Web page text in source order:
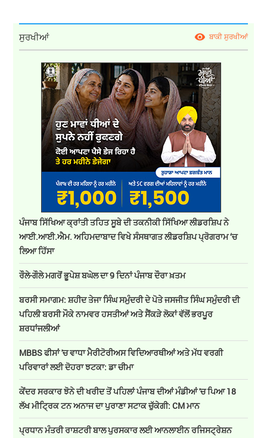
ਸੁਰਖੀਆਂ ਬਾਕੀ ਸੁਰਖੀਆਂ
ਪੰਜਾਬ ਸਿੱਖਿਆ ਕ੍ਰਾਂਤੀ ਤਹਿਤ ਸੂਬੇ ਦੀ ਤਕਨੀਕੀ ਸਿੱਖਿਆ ਲੀਡਰਸ਼ਿਪ ਨੇ
ਆਈ.ਆਈ.ਐਮ. ਅਹਿਮਦਾਬਾਦ ਵਿਖੇ ਸੰਸਥਾਗਤ ਲੀਡਰਸ਼ਿਪ ਪ੍ਰੋਗਰਾਮ ‘ਚ
ਲਿਆ ਹਿੱਸਾ
ਰੌਲੇ-ਗੌਲੇ ਮਗਰੋਂ ਭੂਪੇਸ਼ ਬਘੇਲ ਦਾ 9 ਦਿਨਾਂ ਪੰਜਾਬ ਦੌਰਾ ਖ਼ਤਮ
ਬਰਸੀ ਸਮਾਗਮ: ਸ਼ਹੀਦ ਤੇਜਾ ਸਿੰਘ ਸਮੁੰਦਰੀ ਦੇ ਪੋਤੇ ਜਸਜੀਤ ਸਿੰਘ ਸਮੁੰਦਰੀ ਦੀ
ਪਹਿਲੀ ਬਰਸੀ ਮੌਕੇ ਨਾਮਵਰ ਹਸਤੀਆਂ ਅਤੇ ਸੈਂਕੜੇ ਲੋਕਾਂ ਵੱਲੋਂ ਭਰਪੂਰ
ਸ਼ਰਧਾਂਜਲੀਆਂ
MBBS ਫੀਸਾਂ 'ਚ ਵਾਧਾ ਮੈਰੀਟੋਰੀਅਸ ਵਿਦਿਆਰਥੀਆਂ ਅਤੇ ਮੱਧ ਵਰਗੀ
ਪਰਿਵਾਰਾਂ ਲਈ ਦੋਹਰਾ ਝਟਕਾ: ਡਾ ਚੀਮਾ
ਕੇਂਦਰ ਸਰਕਾਰ ਝੋਨੇ ਦੀ ਖਰੀਦ ਤੋਂ ਪਹਿਲਾਂ ਪੰਜਾਬ ਦੀਆਂ ਮੰਡੀਆਂ 'ਚ ਪਿਆ 18
ਲੱਖ ਮੀਟ੍ਰਿਕ ਟਨ ਅਨਾਜ ਦਾ ਪੁਰਾਣਾ ਸਟਾਕ ਚੁੱਕੇਗੀ: CM ਮਾਨ
ਪ੍ਰਧਾਨ ਮੰਤਰੀ ਰਾਸ਼ਟਰੀ ਬਾਲ ਪੁਰਸਕਾਰ ਲਈ ਆਨਲਾਈਨ ਰਜਿਸਟ੍ਰੇਸ਼ਨ